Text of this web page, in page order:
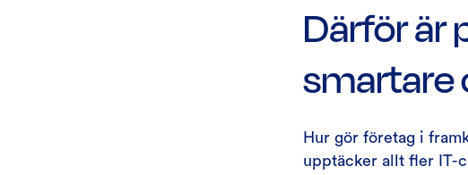
Därför är
smartare
Hur gör företag i
upptäcker allt fler IT-